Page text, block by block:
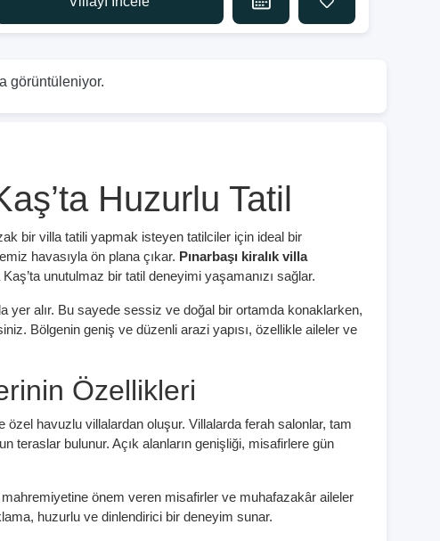
görüntüleniyor.
Huzurlu Tatil
bir villa tatili yapmak isteyen tatilciler için ideal bir
havasıyla ön plana çıkar. Pınarbaşı kiralık villa
unutulmaz bir tatil deneyimi yaşamanızı sağlar.
yer alır. Bu sayede sessiz ve doğal bir ortamda konaklarken,
Bölgenin geniş ve düzenli arazi yapısı, özellikle aileler ve
Özellikleri
havuzlu villalardan oluşur. Villalarda ferah salonlar, tam
teraslar bulunur. Açık alanların genişliği, misafirlere gün
önem veren misafirler ve muhafazakâr aileler
huzurlu ve dinlendirici bir deneyim sunar.